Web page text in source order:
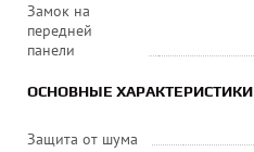
Замок на
передней
панели
ОСНОВНЫЕ ХАРАКТЕРИСТИКИ
Защита от шума